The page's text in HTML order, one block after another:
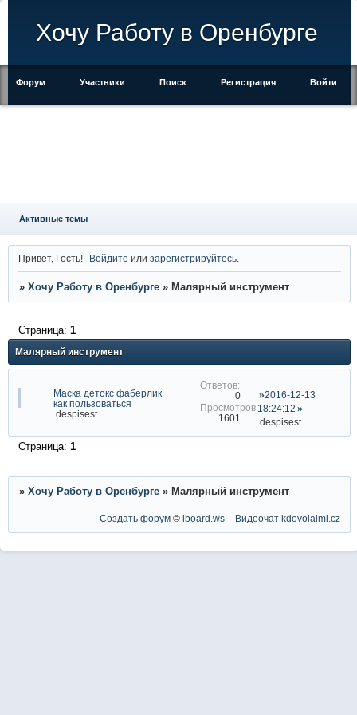
Хочу Работу в Оренбурге
Форум Участники Поиск Регистрация Войти
Активные темы
Привет, Гость! Войдите илизарегистрируйтесь
» Хочу Работу в Оренбурге » Малярный инструмент
Малярный инструмент
Страница: 1
Маска детокс фаберлик
как пользоваться
despisest
0
1601
2016-12-13
18:24:12
despisest
Страница: 1
» Хочу Работу в Оренбурге » Малярный инструмент
Создать форум ©iboard.ws Видеочат kdovolalmi.cz